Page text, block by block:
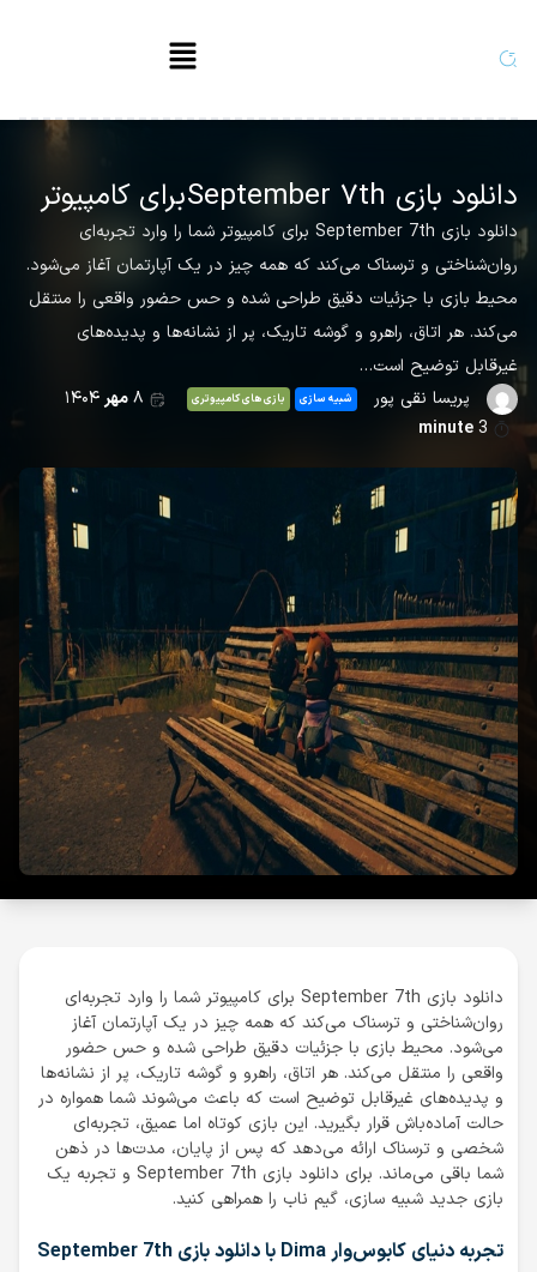
دانلود بازی September ۷th برای کامپیوتر
دانلود بازی September 7th برای کامپیوتر شما را وارد تجربه‌ای
روان‌شناختی و ترسناک می‌کند که همه چیز در یک آپارتمان آغاز می‌شود.
محیط بازی با جزئیات دقیق طراحی شده و حس حضور واقعی را منتقل
می‌کند. هر اتاق، راهرو و گوشه تاریک، پر از نشانه‌ها و پدیده‌های
غیرقابل توضیح است…
پریسا نقی پور
شبیه سازی بازی های کامپیوتری ۸مهر۱۴۰۴
3
minute
دانلود بازی September 7th برای کامپیوتر شما را وارد تجربه‌ای
روان‌شناختی و ترسناک می‌کند که همه چیز در یک آپارتمان آغاز
می‌شود. محیط بازی با جزئیات دقیق طراحی شده و حس حضور
واقعی را منتقل می‌کند. هر اتاق، راهرو و گوشه تاریک، پر از نشانه‌ها
و پدیده‌های غیرقابل توضیح است که باعث می‌شوند شما همواره در
حالت آماده‌باش قرار بگیرید. این بازی کوتاه اما عمیق، تجربه‌ای
شخصی و ترسناک ارائه می‌دهد که پس از پایان، مدت‌ها در ذهن
شما باقی می‌ماند. برای دانلود بازی September 7th و تجربه یک
بازی جدید شبیه سازی، گیم ناب را همراهی کنید.
تجربه دنیای کابوس‌وار Dima با دانلود بازی September 7th